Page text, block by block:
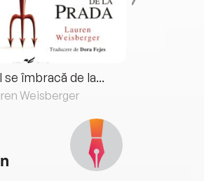
se îmbracă de la...
Weisberger